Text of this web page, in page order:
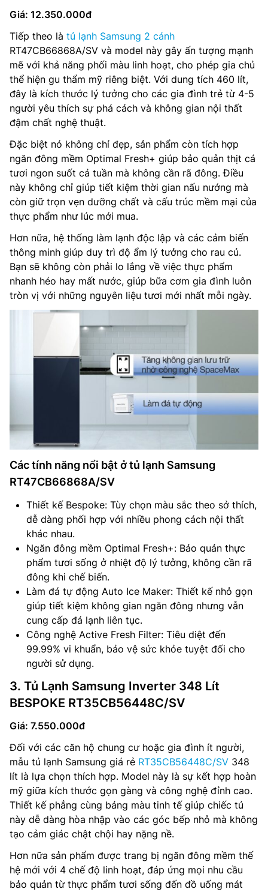
Giá: 12.350.000đ
Tiếp theo là tủ lạnh Samsung 2 cánh
RT47CB66868A/SV và model này gây ấn tượng mạnh
mẽ với khả năng phối màu linh hoạt, cho phép gia chủ
thể hiện gu thẩm mỹ riêng biệt. Với dung tích 460 lít,
đây là kích thước lý tưởng cho các gia đình trẻ từ 4-5
người yêu thích sự phá cách và không gian nội thất
đậm chất nghệ thuật.
Đặc biệt nó không chỉ đẹp, sản phẩm còn tích hợp
ngăn đông mềm Optimal Fresh+ giúp bảo quản thịt cá
tươi ngon suốt cả tuần mà không cần rã đông. Điều
này không chỉ giúp tiết kiệm thời gian nấu nướng mà
còn giữ trọn vẹn dưỡng chất và cấu trúc mềm mại của
thực phẩm như lúc mới mua.
Hơn nữa, hệ thống làm lạnh độc lập và các cảm biến
thông minh giúp duy trì độ ẩm lý tưởng cho rau củ.
Bạn sẽ không còn phải lo lắng về việc thực phẩm
nhanh héo hay mất nước, giúp bữa cơm gia đình luôn
tròn vị với những nguyên liệu tươi mới nhất mỗi ngày.
Các tính năng nổi bật ở tủ lạnh Samsung
RT47CB66868A/SV
Thiết kế Bespoke: Tùy chọn màu sắc theo sở thích,
dễ dàng phối hợp với nhiều phong cách nội thất
khác nhau.
Ngăn đông mềm Optimal Fresh+: Bảo quản thực
phẩm tươi sống ở nhiệt độ lý tưởng, không cần rã
đông khi chế biến.
Làm đá tự động Auto Ice Maker: Thiết kế nhỏ gọn
giúp tiết kiệm không gian ngăn đông nhưng vẫn
cung cấp đá lạnh liên tục.
Công nghệ Active Fresh Filter: Tiêu diệt đến
99.99% vi khuẩn, bảo vệ sức khỏe tuyệt đối cho
người sử dụng.
3. Tủ Lạnh Samsung Inverter 348 Lít
BESPOKE RT35CB56448C/SV
Giá: 7.550.000đ
Đối với các căn hộ chung cư hoặc gia đình ít người,
mẫu tủ lạnh Samsung giá rẻ RT35CB56448C/SV 348
lít là lựa chọn thích hợp. Model này là sự kết hợp hoàn
mỹ giữa kích thước gọn gàng và công nghệ đỉnh cao.
Thiết kế phẳng cùng bảng màu tinh tế giúp chiếc tủ
này dễ dàng hòa nhập vào các góc bếp nhỏ mà không
tạo cảm giác chật chội hay nặng nề.
Hơn nữa sản phẩm được trang bị ngăn đông mềm thế
hệ mới với 4 chế độ linh hoạt, đáp ứng mọi nhu cầu
bảo quản từ thực phẩm tươi sống đến đồ uống mát